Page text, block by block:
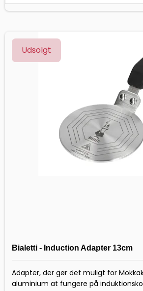
Udsolgt
Bialetti - Induction Adapter 13cm
Adapter, der gør det muligt for
aluminium at fungere på